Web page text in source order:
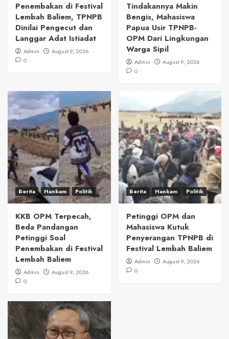
Penembakan di Festival
Lembah Baliem, TPNPB
Dinilai Pengecut dan
Langgar Adat Istiadat
Admin
August 9, 2026
0
Tindakannya Makin
Bengis, Mahasiswa
Papua Usir TPNPB-
OPM Dari Lingkungan
Warga Sipil
Admin
August 9, 2026
0
Berita Hankam Politik
KKB OPM Terpecah,
Beda Pandangan
Petinggi Soal
Penembakan di Festival
Lembah Baliem
Admin
August 9, 2026
0
Berita Hankam Politik
Petinggi OPM dan
Mahasiswa Kutuk
Penyerangan TPNPB di
Festival Lembah Baliem
Admin
August 9, 2026
0